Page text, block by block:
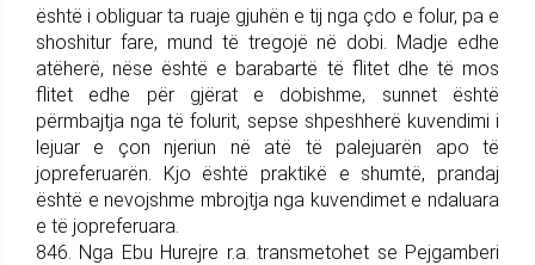
është i obliguar ta ruaje gjuhën e tij nga çdo e folur, pa e
shoshitur fare, mund të tregojë në dobi. Madje edhe
atëherë, nëse është e barabartë të flitet dhe të mos
flitet edhe për gjërat e dobishme, sunnet është
përmbajtja nga të folurit, sepse shpeshherë kuvendimi i
le­juar e çon njeriun në atë të pale­juarën apo të
jopreferuarën. Kjo është praktikë e shumtë, prandaj
është e nevojshme mbrojtja nga kuvendimet e ndaluara
e të jo­preferuara.
846. Nga Ebu Hurejre r.a. trans­me­tohet se Pej­gam­be­ri